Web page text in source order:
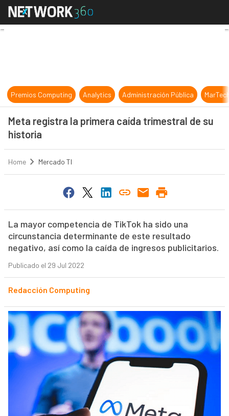
Meta registra la primera caída
Premios Computing Analytics Administración Pública
Meta registra la primera caída trimestral de su
historia
Home Mercado TI
La mayor competencia de TikTok ha sido una
circunstancia determinante de este resultado
negativo, así como la caída de ingresos publicitarios.
Publicado el 29 Jul 2022
Redacción Computing